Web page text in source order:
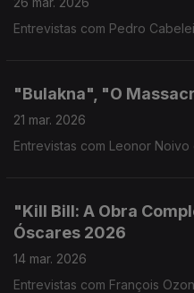
Entrevistas com Pedro
"Bulakna", "O
21 mar. 2026
Entrevistas com Leonor Noivo
"Kill Bill: A Obra
Óscares 2026
14 mar. 2026
Entrevistas com François